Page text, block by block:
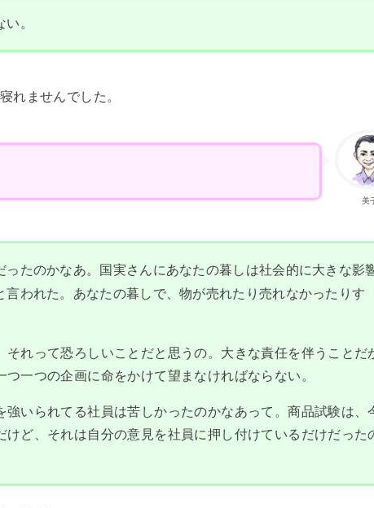
。
れませんでした。
美
ったのかなあ。国実さんにあなたの暮しは社会的に大きな影
言われた。あなたの暮しで、物が売れたり売れなかったりす
それって恐ろしいことだと思うの。大きな責任を伴うことだ
つ一つの企画に命をかけて望まなければならない。
強いられてる社員は苦しかったのかなあって。商品試験は、
けど、それは自分の意見を社員に押し付けているだけだった